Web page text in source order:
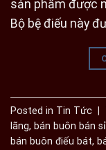
sản phẩm được
Bộ bệ điếu này
Posted in Tin Tức
lãng, bán buôn bán
bán buôn điếu bát,